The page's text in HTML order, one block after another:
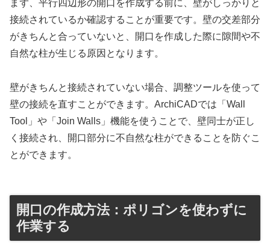
まず、平行四辺形の開口を作成する前に、壁がしっかりと
接続されているか確認することが重要です。壁の交差部分
がきちんと合っていないと、開口を作成した際に隙間や不
自然な柱が生じる原因となります。
壁がきちんと接続されていない場合、調整ツールを使って
壁の接続を直すことができます。ArchiCADでは「Wall
Tool」や「Join Walls」機能を使うことで、壁同士が正し
く接続され、開口部分に不自然な柱ができることを防ぐこ
とができます。
開口の作成方法：ポリゴンを使わずに
作業する